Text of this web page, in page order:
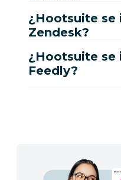
¿Hootsuite se
Zendesk?
¿Hootsuite se
Feedly?